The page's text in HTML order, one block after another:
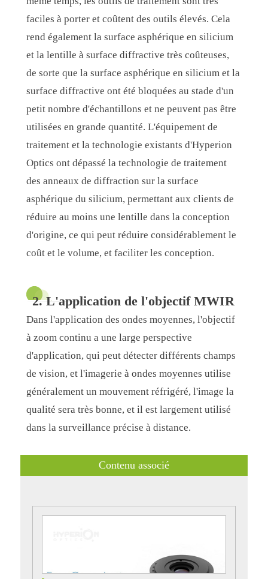
faciles à porter et coûtent des outils élevés. Cela
rend également la surface asphérique en silicium
et la lentille à surface diffractive très coûteuses,
de sorte que la surface asphérique en silicium et la
surface diffractive ont été bloquées au stade d'un
petit nombre d'échantillons et ne peuvent pas être
utilisées en grande quantité. L'équipement de
traitement et la technologie existants d'Hyperion
Optics ont dépassé la technologie de traitement
des anneaux de diffraction sur la surface
asphérique du silicium, permettant aux clients de
réduire au moins une lentille dans la conception
d'origine, ce qui peut réduire considérablement le
coût et le volume, et faciliter les conception.
2. L'application de l'objectif MWIR
Dans l'application des ondes moyennes, l'objectif
à zoom continu a une large perspective
d'application, qui peut détecter différents champs
de vision, et l'imagerie à ondes moyennes utilise
généralement un mouvement réfrigéré, l'image la
qualité sera très bonne, et il est largement utilisé
dans la surveillance précise à distance.
Contenu associé